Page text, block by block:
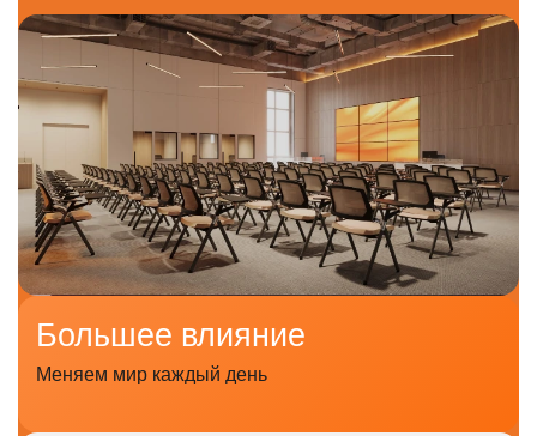
Большее влияние
Меняем мир каждый день